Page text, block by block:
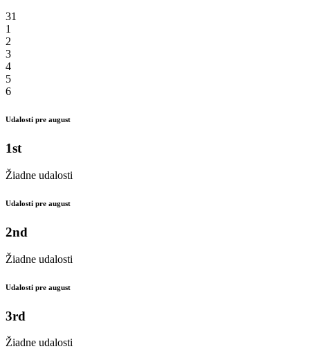
31
1
2
3
4
5
6
Udalosti pre august
1st
Žiadne udalosti
Udalosti pre august
2nd
Žiadne udalosti
Udalosti pre august
3rd
Žiadne udalosti